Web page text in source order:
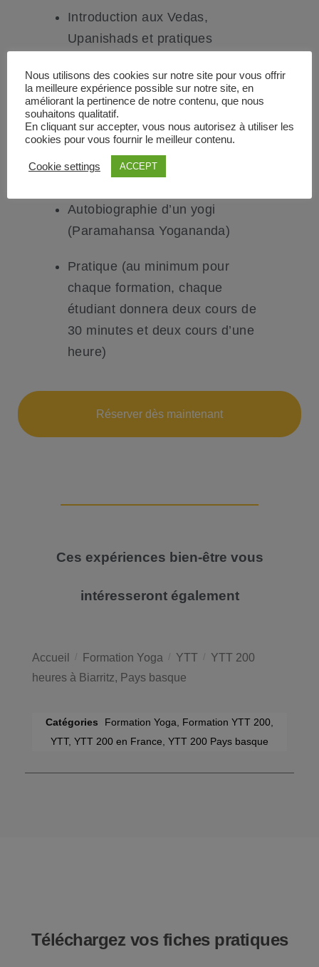
Introduction aux Vedas,
Upanishads et pratiques
Introduction à la Bhagavad Gita
Introduction à l’Ayurveda et au
Jyotish / Astrologie indienne (au
choix)
Autobiographie d’un yogi
(Paramahansa Yogananda)
Pratique (au minimum pour
chaque formation, chaque
étudiant donnera deux cours de
30 minutes et deux cours d’une
heure)
Réserver dès maintenant
Ces expériences bien-être vous
intéresseront également
Accueil / Formation Yoga / YTT / YTT 200
heures à Biarritz, Pays basque
Catégories Formation Yoga Formation YTT 200
YTT, YTT 200 en France YTT 200 Pays basque
Téléchargez vos fiches pratiques
Nous utilisons des cookies sur notre site pour vous offrir
la meilleure expérience possible sur notre site, en
améliorant la pertinence de notre contenu, que nous
souhaitons qualitatif.
En cliquant sur accepter, vous nous autorisez à utiliser les
cookies pour vous fournir le meilleur contenu.
Cookie settings ACCEPT